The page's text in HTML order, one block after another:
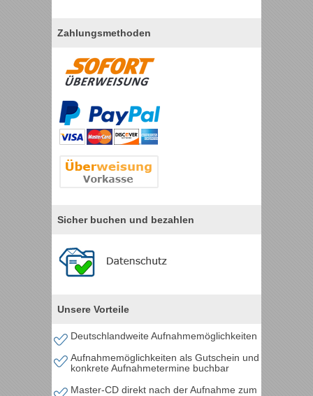
Zahlungsmethoden
Sicher buchen und bezahlen
Unsere Vorteile
Deutschlandweite Aufnahmemöglichkeiten
Aufnahmemöglichkeiten als Gutschein und
konkrete Aufnahmetermine buchbar
Master-CD direkt nach der Aufnahme zum